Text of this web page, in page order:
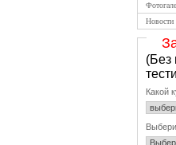
Новости
(Без
Какой